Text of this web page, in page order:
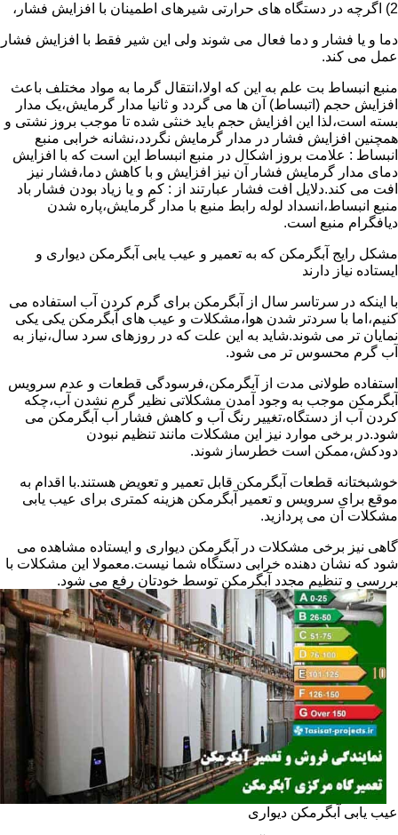
2) اگرچه در دستگاه های حرارتی شیرهای اطمینان با افزایش فشار،
دما و یا فشار و دما فعال می شوند ولی این شیر فقط با افزایش فشار
عمل می کند.
منبع انبساط بت علم به این که اولا،انتقال گرما به مواد مختلف باعث
افزایش حجم (اتبساط) آن ها می گردد و ثانیا مدار گرمایش،یک مدار
بسته است،لذا این افزایش حجم باید خنثی شده تا موجب بروز نشتی و
همچنین افزایش فشار در مدار گرمایش نگردد،نشانه خرابی منبع
انبساط : علامت بروز اشکال در منبع انبساط این است که با افزایش
دمای مدار گرمایش فشار آن نیز افزایش و با کاهش دما،فشار نیز
افت می کند.دلایل افت فشار عبارتند از : کم و یا زیاد بودن فشار باد
منبع انبساط،انسداد لوله رابط منبع با مدار گرمایش،پاره شدن
دیافگرام منبع است.
مشکل رایج آبگرمکن که به تعمیر و عیب یابی آبگرمکن دیواری و
ایستاده نیاز دارند
با اینکه در سرتاسر سال از آبگرمکن برای گرم کردن آب استفاده می
کنیم،اما با سردتر شدن هوا،مشکلات و عیب های آبگرمکن یکی یکی
نمایان تر می شوند.شاید به این علت که در روزهای سرد سال،نیاز به
آب گرم محسوس تر می شود.
استفاده طولانی مدت از آبگرمکن،فرسودگی قطعات و عدم سرویس
آبگرمکن موجب به وجود آمدن مشکلاتی نظیر گرم نشدن آب،چکه
کردن آب از دستگاه،تغییر رنگ آب و کاهش فشار آب آبگرمکن می
شود.در برخی موارد نیز این مشکلات مانند تنظیم نبودن
دودکش،ممکن است خطرساز شوند.
خوشبختانه قطعات آبگرمکن قابل تعمیر و تعویض هستند.با اقدام به
موقع برای سرویس و تعمیر آبگرمکن هزینه کمتری برای عیب یابی
مشکلات آن می پردازید.
گاهی نیز برخی مشکلات در آبگرمکن دیواری و ایستاده مشاهده می
شود که نشان دهنده خرابی دستگاه شما نیست.معمولا این مشکلات با
بررسی و تنظیم مجدد آبگرمکن توسط خودتان رفع می شود.
عیب یابی آبگرمکن دیواری